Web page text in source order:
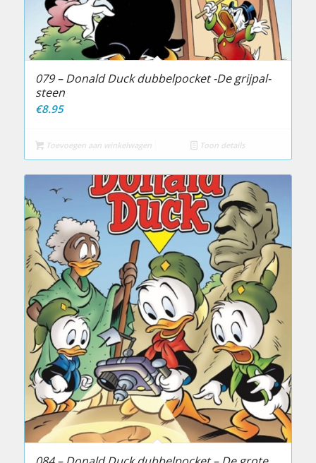
079 – Donald Duck dubbelpocket -De grijpal-
steen
€8.95
Toevoegen aan winkelwagen Toon details